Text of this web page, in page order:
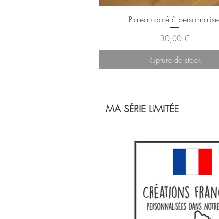
Aperçu rapide
Plateau doré à
Prix
30,00 €
Rupture de stock
MA SÉRIE LIMITÉE